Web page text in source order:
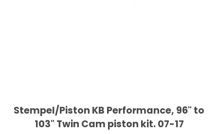
Stempel/Piston KB Performance, 96" to
103" Twin Cam piston kit. 07-17